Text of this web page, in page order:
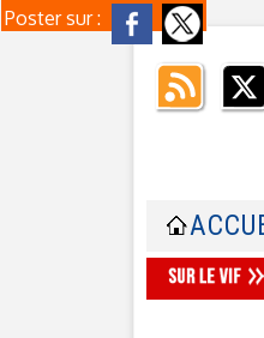
Poster sur :